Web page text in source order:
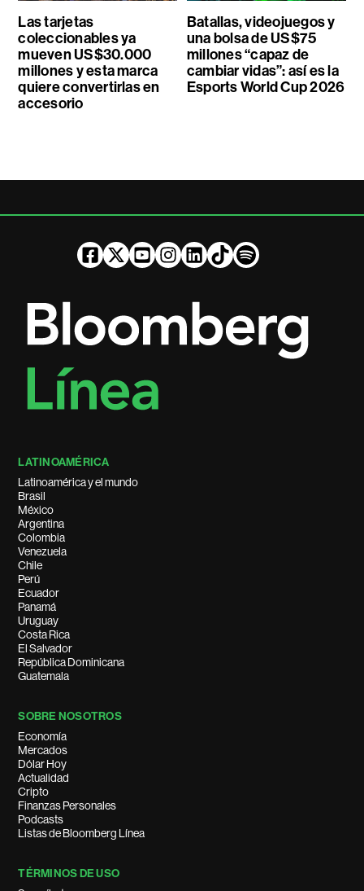
Las tarjetas
coleccionables ya
mueven US$30.000
millones y esta marca
quiere convertirlas en
accesorio
Batallas, videojuegos y
una bolsa de US$75
millones “capaz de
cambiar vidas”: así es la
Esports World Cup 2026
LATINOAMÉRICA
Latinoamérica y el mundo
Brasil
México
Argentina
Colombia
Venezuela
Chile
Perú
Ecuador
Panamá
Uruguay
Costa Rica
El Salvador
República Dominicana
Guatemala
SOBRE NOSOTROS
Economía
Mercados
Dólar Hoy
Actualidad
Cripto
Finanzas Personales
Podcasts
Listas de Bloomberg Línea
TÉRMINOS DE USO